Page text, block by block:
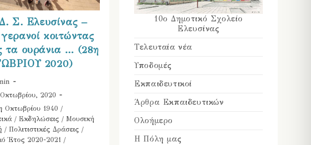
Σ. Ελευσίνας –
κοιτώντας
τα ουράνια … (28η
2020)
2020
Οκτωβρίου 1940 /
/ Εκδηλώσεις / Μουσική
/ Πολιτιστικές Δράσεις /
Έτος 2020-2021 /
10ο Δημοτικό Σχολείο
Ελευσίνας
Τελευταία νέα
Υποδομές
Εκπαιδευτικοί
Άρθρα Εκπαιδευτικών
Ολοήμερο
Η Πόλη μας